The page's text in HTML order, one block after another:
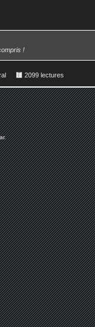
!
2099 lectures
.